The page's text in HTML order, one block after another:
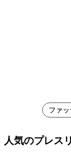
ファ
人気のプレス